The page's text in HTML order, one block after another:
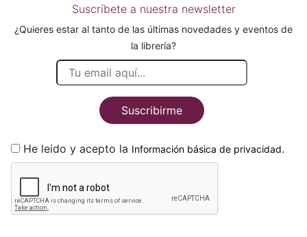
Suscríbete a nuestra newsletter
¿Quieres estar al tanto de las últimas novedades y eventos de
la librería?
Suscribirme
He leido y acepto la Información básica de privacidad.